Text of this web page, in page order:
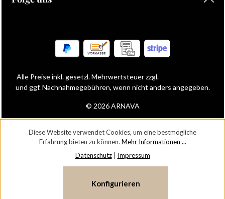
© 2026 ARNAVA
Alle Preise inkl. gesetzl. Mehrwertsteuer zzgl.
und ggf. Nachnahmegebühren, wenn nicht anders angegeben.
Diese Website verwendet Cookies, um eine bestmögliche
Erfahrung bieten zu können. Mehr Informationen ...
Datenschutz| Impressum
Konfigurieren